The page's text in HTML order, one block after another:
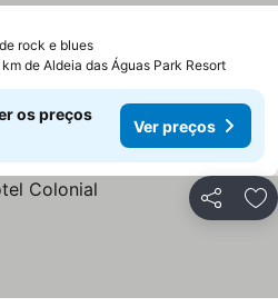
rock e blues
de Aldeia das Águas Park Resort
os preços
Ver preços
Partilhar